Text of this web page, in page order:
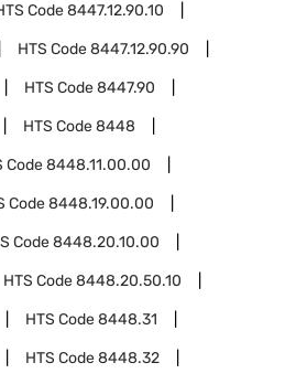
Code8447.12.90.10
HTS Code8447.12.90.90
HTS Code8447.90
HTS Code8448
Code8448.11.00.00
Code8448.19.00.00
Code8448.20.10.00
HTS Code8448.20.50.10
HTS Code8448.31
HTS Code8448.32